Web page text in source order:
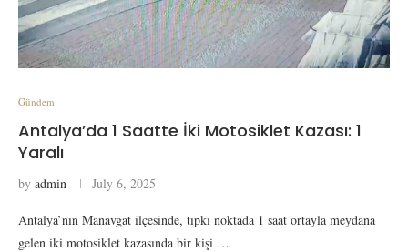
Gündem
Antalya’da 1 Saatte İki Motosiklet Kazası: 1
Yaralı
by admin July 6, 2025
Antalya’nın Manavgat ilçesinde, tıpkı noktada 1 saat ortayla meydana
gelen iki motosiklet kazasında bir kişi …